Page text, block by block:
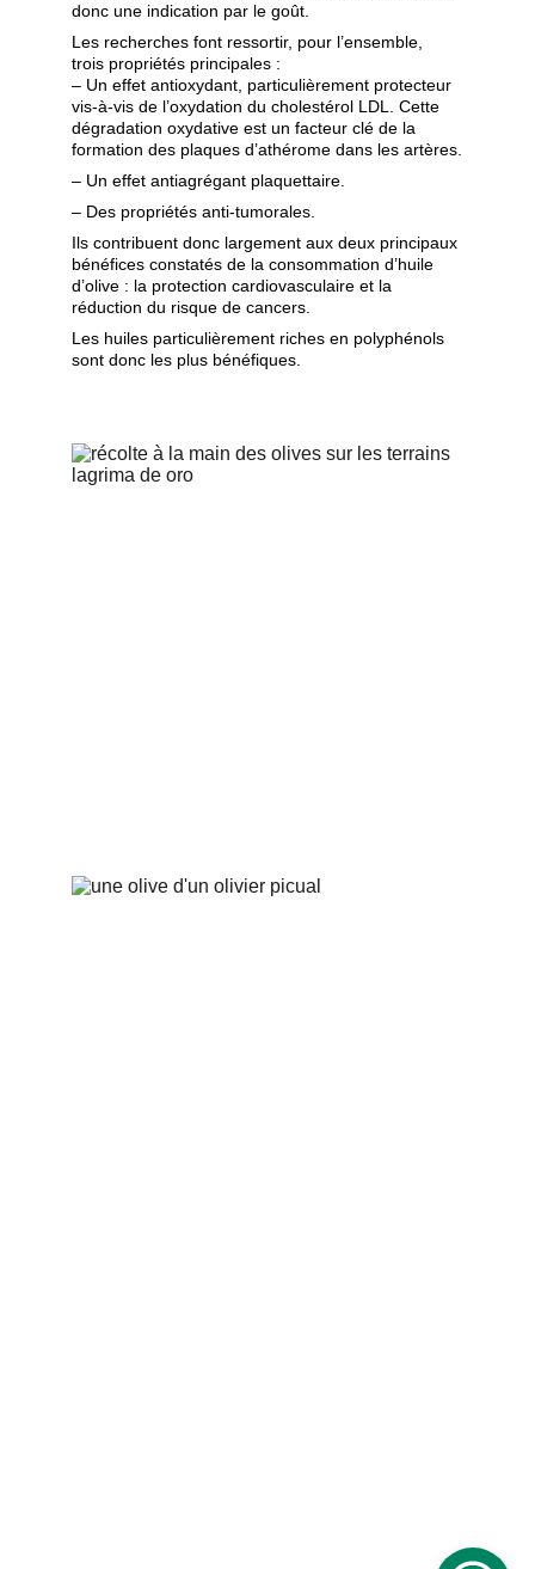
donc une indication par le goût.
L es recherches font ressortir, pour l’ensemble,
trois propriétés principales :
– Un effet antioxydant, particulièrement protecteur
vis-à-vis de l’oxydation du cholestérol LDL. Cette
dégradation oxydative est un facteur clé de la
formation des plaques d’athérome dans les artères.
– Un effet antiagrégant plaquettaire.
– Des propriétés anti-tumorales.
Ils contribuent donc largement aux deux principaux
bénéfices constatés de la consommation d’huile
d’olive : la protection cardiovasculaire et la
réduction du risque de cancers.
Les huiles particulièrement riches en polyphénols
sont donc les plus bénéfiques.